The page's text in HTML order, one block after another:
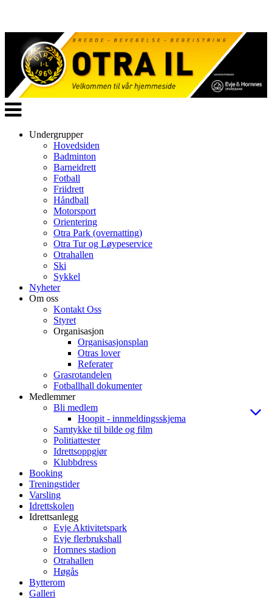
Veksle
navigasjon
Undergrupper
Hovedsiden
Badminton
Barneidrett
Fotball
Friidrett
Håndball
Motorsport
Orientering
Otra Park (overnatting)
Otra Tur og Løypeservice
Otrahallen
Ski
Sykkel
Nyheter
Om oss
Kontakt Oss
Styret
Organisasjon
Organisasjonsplan
Otras lover
Referater
Grasrotandelen
Fotballhall dokumenter
Medlemmer
Bli medlem
Hoopit - innmeldingsskjema
Samtykke til bilde og film
Politiattester
Idrettsoppgjør
Klubbdress
Booking
Treningstider
Varsling
Idrettskolen
Idrettsanlegg
Evje Aktivitetspark
Evje flerbrukshall
Hornnes stadion
Otrahallen
Høgås
Bytterom
Galleri